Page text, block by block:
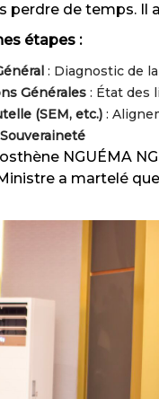
perdre de temps. Il
étapes :
: Diagnostic de
Générales: État des
(SEM, etc.):
NGUÉMA
a martelé